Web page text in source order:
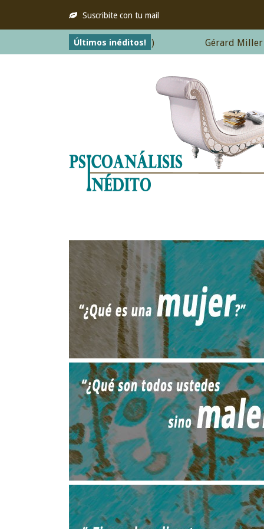
Suscribite con tu mail
Últimos inéditos!
buena madre (21/3/2017) Gérard Miller -